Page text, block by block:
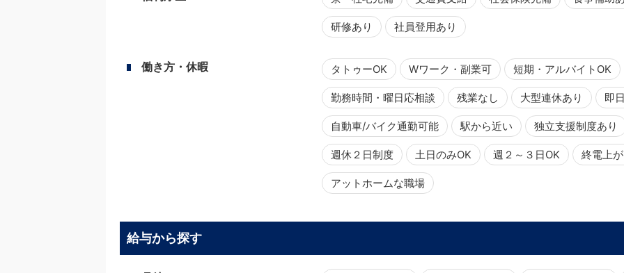
研修あり 社員登用あり
働き方・休暇 タトゥーOK Wワーク・副業可 短期・アルバイトOK
勤務時間・曜日応相談 残業なし 大型連休あり 即
自動車/バイク通勤可能 駅から近い 独立支援制度あり
週休２日制度 土日のみOK 週２～３日OK 終電上
アットホームな職場
給与から探す